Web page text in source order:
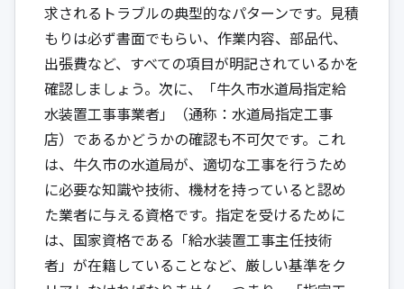
求されるトラブルの典型的なパターンです。見積
もりは必ず書面でもらい、作業内容、部品代、
出張費など、すべての項目が明記されているかを
確認しましょう。次に、「牛久市水道局指定給
水装置工事事業者」（通称：水道局指定工事
店）であるかどうかの確認も不可欠です。これ
は、牛久市の水道局が、適切な工事を行うため
に必要な知識や技術、機材を持っていると認め
た業者に与える資格です。指定を受けるために
は、国家資格である「給水装置工事主任技術
者」が在籍していることなど、厳しい基準をク